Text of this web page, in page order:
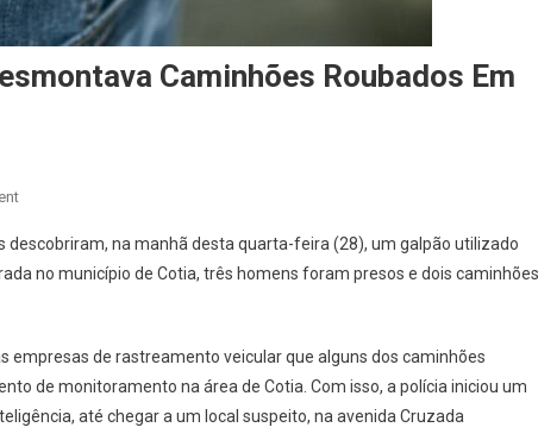
Caminhões Roubados Em
On
Civil
Prende
Desmontava
Caminhões
Roubados
descobriram, na manhã desta quarta-feira (28), um galpão utilizado
no município de Cotia, três homens foram presos e dois
empresas de rastreamento veicular que alguns dos caminhões
de monitoramento na área de Cotia. Com isso, a polícia iniciou um
até chegar a um local suspeito, na avenida Cruzada